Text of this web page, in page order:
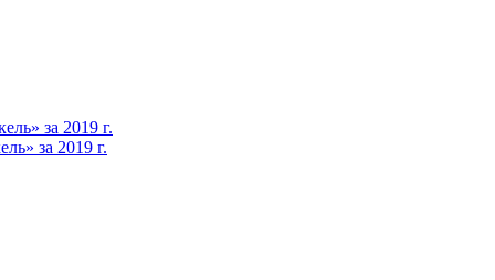
за 2019 г.
за 2019 г.